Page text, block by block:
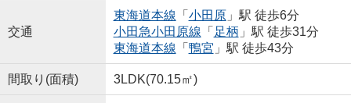
交通
東海道本線 「 小田原」駅 徒歩6分
小田急小田原線 「 足柄 」駅 徒歩31分
東海道本線 「 鴨宮 」駅 徒歩43分
間取り(面積) 3LDK(70.15㎡)